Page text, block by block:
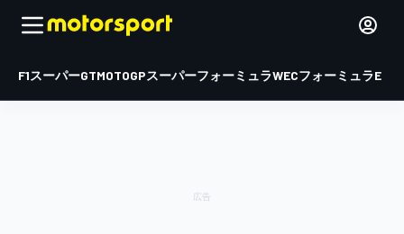
F1スーパーGTMOTOGPスーパーフォーミュラWECフォーミュラE